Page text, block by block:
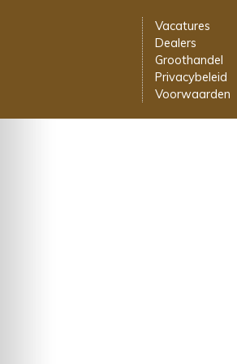
Vacatures
Dealers
Groothandel
Privacybeleid
Voorwaarden